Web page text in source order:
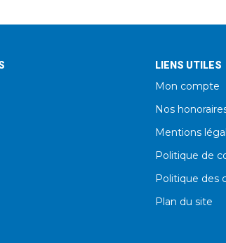
LIENS UTILES
Mon compte
Nos
Mentions
Politique de
Politique des
Plan du site